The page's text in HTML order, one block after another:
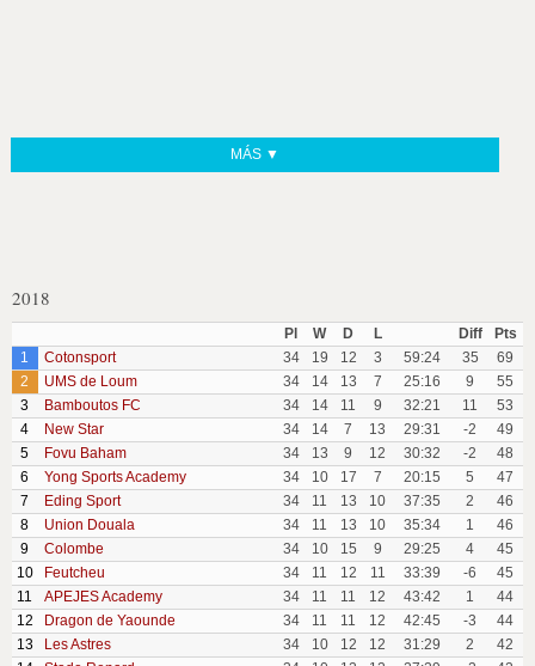
MÁS ▼
2018
Pl W D L Diff
Pts
1
Cotonsport 34 19 12 3 59:24 35
69
2
UMS de Loum 34 14 13 7 25:16 9
55
3
Bamboutos FC 34 14 11 9 32:21 11
53
4
New Star 34 14 7 13 29:31 -2
49
5
Fovu Baham 34 13 9 12 30:32 -2
48
6
Yong Sports Academy 34 10 17 7 20:15 5
47
7
Eding Sport 34 11 13 10 37:35 2
46
8
Union Douala 34 11 13 10 35:34 1
46
9
Colombe 34 10 15 9 29:25 4
45
10
Feutcheu 34 11 12 11 33:39 -6
45
11
APEJES Academy 34 11 11 12 43:42 1
44
12
Dragon de Yaounde 34 11 11 12 42:45 -3
44
13
Les Astres 34 10 12 12 31:29 2
42